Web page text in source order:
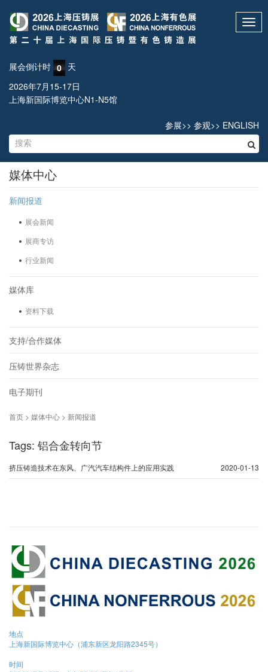
展会倒计时 0 天
2026年7月15-17日
上海新国际博览中心N1-N5馆
参展>> 参观>> ENGLISH
媒体中心
新闻报道
展会新闻
展商专访
行业新闻
媒体库
资料下载
支持/合作媒体
压铸世界杂志
电子期刊
首页 > 媒体中心 > 新闻报道
Tags: 铝合金转向节
2020-01-13
挤压铸造技术在东风、广汽汽车结构件上的应用实践
地点
上海新国际博览中心（浦东新区龙阳路2345号）
时间